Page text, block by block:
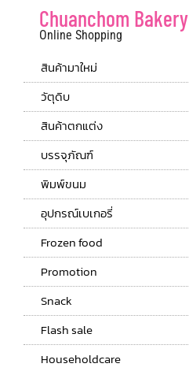
Chuanchom Bakery
Online Shopping
สินค้ามาใหม่
วัตุดิบ
สินค้าตกแต่ง
บรรจุภัณฑ์
พิมพ์ขนม
อุปกรณ์เบเกอรี่
Frozen food
Promotion
Snack
Flash sale
Householdcare